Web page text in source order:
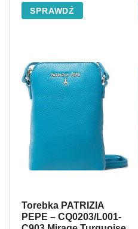
SPRAWDŹ
Torebka PATRIZIA
PEPE – CQ0203/L001-